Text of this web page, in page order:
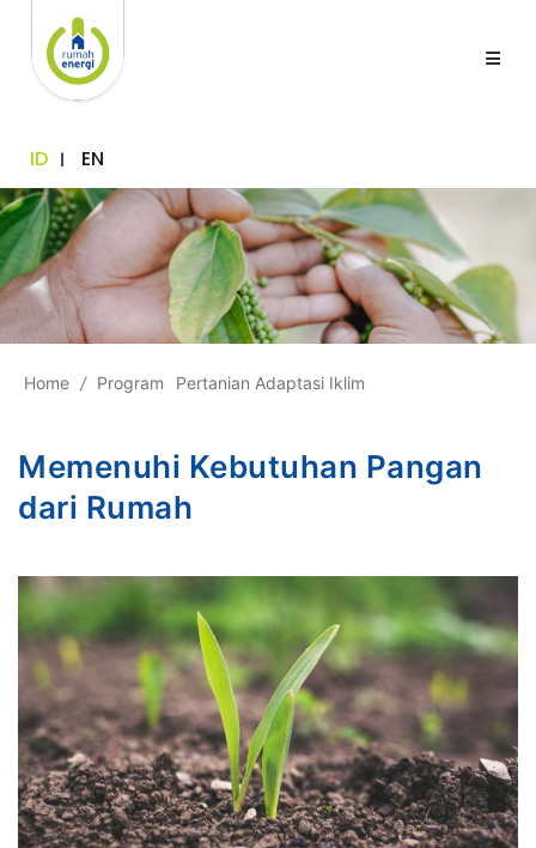
ID EN
Home / Program Pertanian Adaptasi Iklim
Memenuhi Kebutuhan Pangan
dari Rumah